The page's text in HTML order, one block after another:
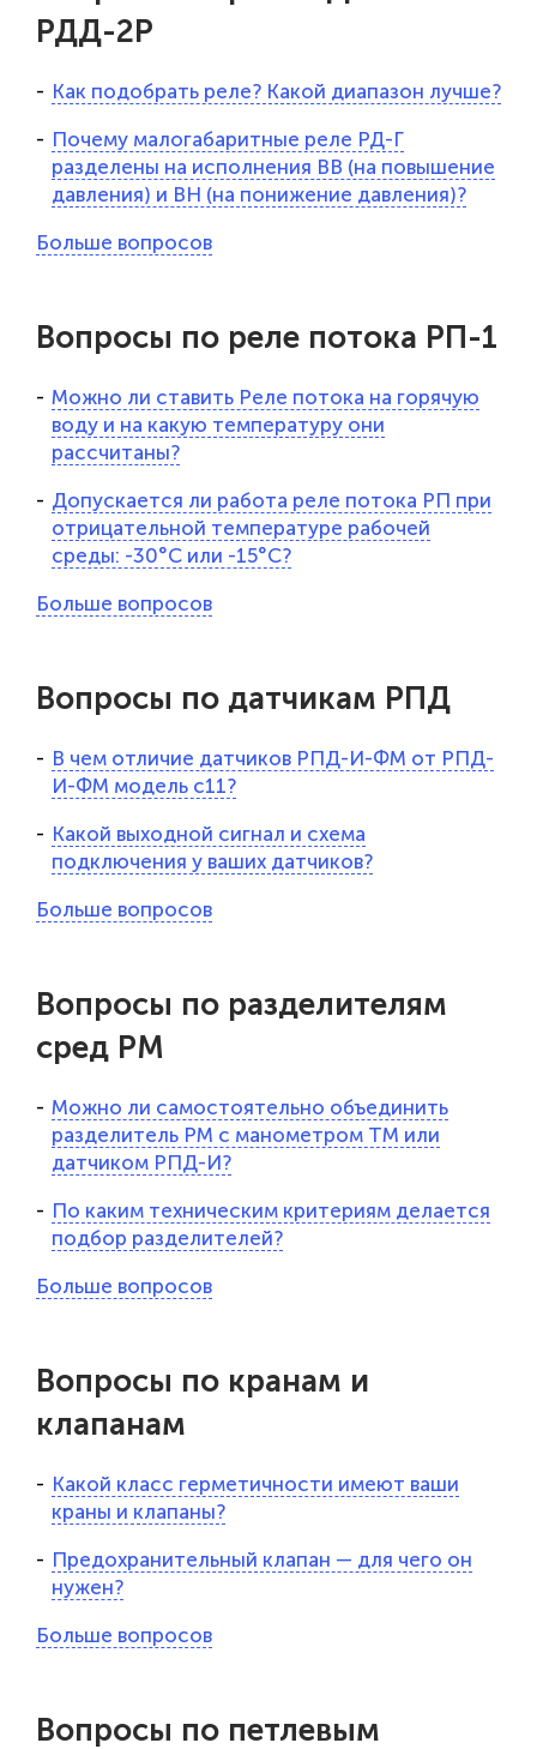
РДД-2Р
Как подобрать реле? Какой диапазон лучше?
Почему малогабаритные реле РД-Г
разделены на исполнения ВВ (на повышение
давления) и ВН (на понижение давления)?
Больше вопросов
Вопросы по реле потока РП-1
Можно ли ставить Реле потока на горячую
воду и на какую температуру они
рассчитаны?
Допускается ли работа реле потока РП при
отрицательной температуре рабочей
среды: -30°С или -15°С?
Больше вопросов
Вопросы по датчикам РПД
В чем отличие датчиков РПД-И-ФМ от РПД-
И-ФМ модель с11?
Какой выходной сигнал и схема
подключения у ваших датчиков?
Больше вопросов
Вопросы по разделителям
сред РМ
Можно ли самостоятельно объединить
разделитель РМ с манометром ТМ или
датчиком РПД-И?
По каким техническим критериям делается
подбор разделителей?
Больше вопросов
Вопросы по кранам и
клапанам
Какой класс герметичности имеют ваши
краны и клапаны?
Предохранительный клапан — для чего он
нужен?
Больше вопросов
Вопросы по петлевым